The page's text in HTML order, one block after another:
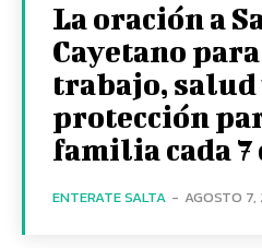
La oración a
Cayetano
trabajo, salud
protección
familia cada 7
ENTERATE SALTA - AGOSTO